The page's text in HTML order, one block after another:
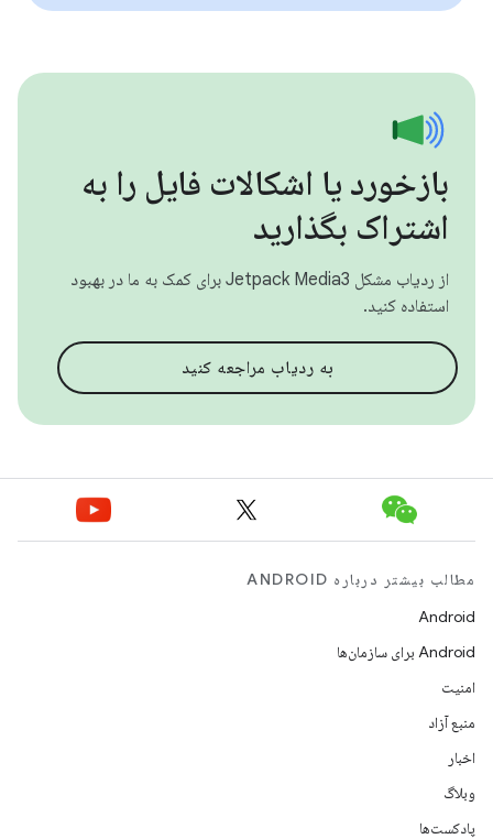
بازخورد یا اشکالات فایل را به
اشتراک بگذارید
از ردیاب مشکل Jetpack Media3 برای کمک به ما در بهبود
استفاده کنید.
به ردیاب مراجعه کنید
مطالب بیشتر درباره ANDROID
Android
Android برای سازمان‌ها
امنیت
منبع آزاد
اخبار
وبلاگ
پادکست‌ها